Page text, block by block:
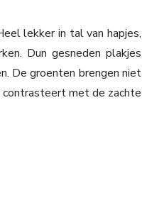
lekker in tal van hapjes,
Dun gesneden plakjes
De groenten brengen niet
contrasteert met de zachte